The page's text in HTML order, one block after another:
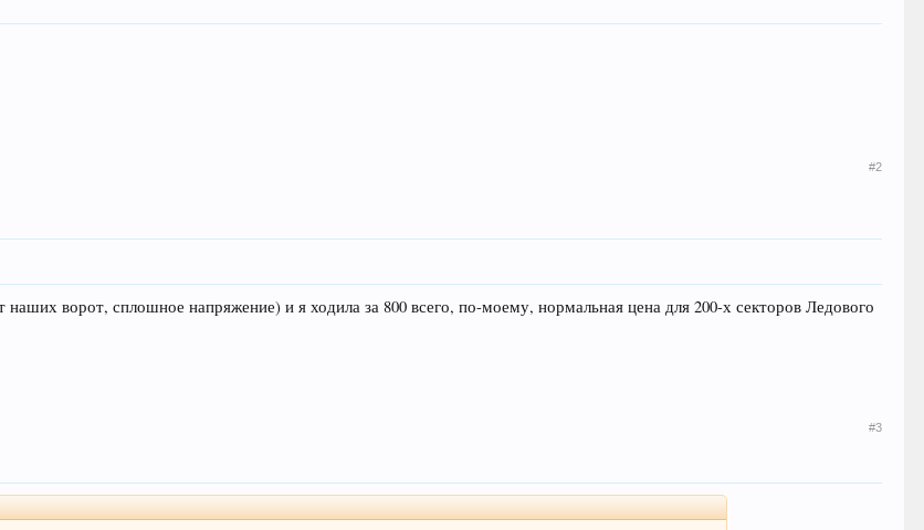
#2
наших ворот, сплошное напряжение) и я ходила за 800 всего, по-моему, нормальная цена для 200-х секторов Ледового
#3